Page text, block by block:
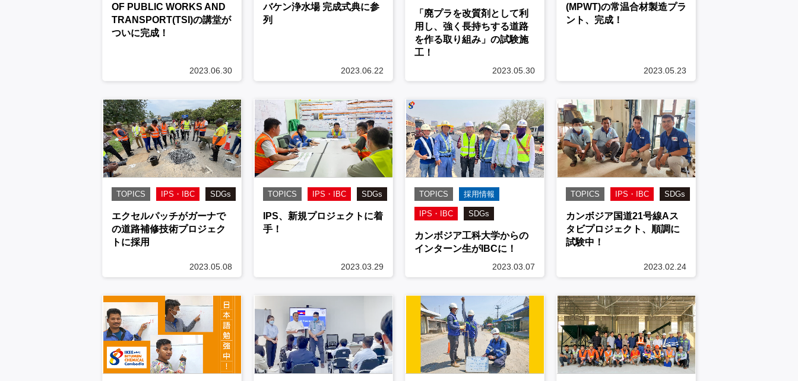
OF PUBLIC WORKS AND
TRANSPORT(TSI)の講堂が
ついに完成！
2023.06.30
バケン浄水場 完成式典に参
列
2023.06.22
「廃プラを改質剤として利
用し、強く長持ちする道路
を作る取り組み」の試験施
工！
2023.05.30
(MPWT)の常温合材製造プラ
ント、完成！
2023.05.23
TOPICS IPS・IBC SDGs
エクセルパッチがガーナで
の道路補修技術プロジェク
トに採用
2023.05.08
TOPICS IPS・IBC SDGs
IPS、新規プロジェクトに着
手！
2023.03.29
TOPICS 採用情報
IPS・IBC SDGs
カンボジア工科大学からの
インターン生がIBCに！
2023.03.07
TOPICS IPS・IBC SDGs
カンボジア国道21号線Aス
タビプロジェクト、順調に
試験中！
2023.02.24